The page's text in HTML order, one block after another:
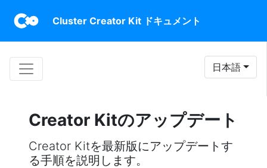
Cluster Creator Kit ドキュメント
日本語
Creator Kitのアップデート
Creator Kitを最新版にアップデートす
る手順を説明します。